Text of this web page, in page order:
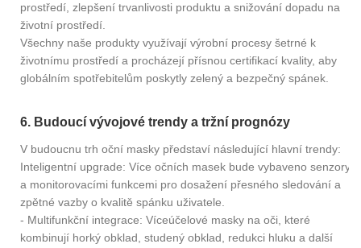
prostředí, zlepšení trvanlivosti produktu a snižování dopadu na
životní prostředí.
Všechny naše produkty využívají výrobní procesy šetrné k
životnímu prostředí a procházejí přísnou certifikací kvality, aby
globálním spotřebitelům poskytly zelený a bezpečný spánek.
6. Budoucí vývojové trendy a tržní prognózy
V budoucnu trh oční masky představí následující hlavní trendy:
Inteligentní upgrade: Více očních masek bude vybaveno senzory
a monitorovacími funkcemi pro dosažení přesného sledování a
zpětné vazby o kvalitě spánku uživatele.
- Multifunkční integrace: Víceúčelové masky na oči, které
kombinují horký obklad, studený obklad, redukci hluku a další